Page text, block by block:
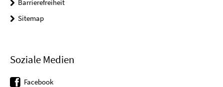
Barrierefreiheit
Sitemap
Soziale Medien
Facebook